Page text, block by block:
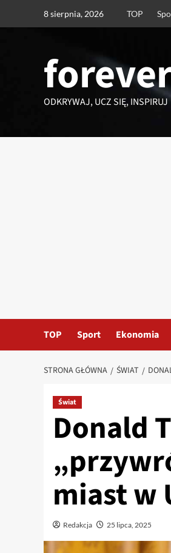
8 sierpnia, 2026 TOP
ODKRYWAJ, UCZ SIĘ, INSPIRUJ
TOP Sport Ekonomia
STRONA GŁÓWNA ŚWIAT
Świat
Donald
miast w
Redakcja 25 lipca, 2025